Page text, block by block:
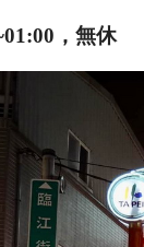
:00，無休